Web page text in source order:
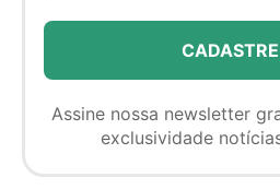
Assine nossa newsletter
exclusividade